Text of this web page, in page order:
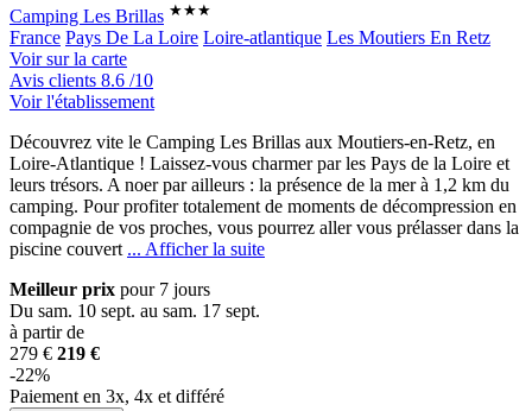
Camping Les Brillas ★★★
France Pays De La Loire Loire-atlantique Les Moutiers En Retz
Voir sur la carte
Avis clients 8.6 /10
Voir l'établissement
Découvrez vite le Camping Les Brillas aux Moutiers-en-Retz, en
Loire-Atlantique ! Laissez-vous charmer par les Pays de la Loire et
leurs trésors. A noer par ailleurs : la présence de la mer à 1,2 km du
camping. Pour profiter totalement de moments de décompression en
compagnie de vos proches, vous pourrez aller vous prélasser dans la
piscine couvert ... Afficher la suite
Meilleur prix pour 7 jours
Du sam. 10 sept. au sam. 17 sept.
à partir de
279 € 219 €
-22%
Paiement en 3x, 4x et différé